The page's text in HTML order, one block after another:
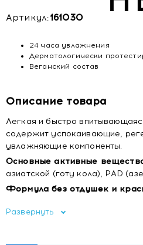
Артикул:161030
24 часа увлажнения
Дерматологически
Веганский состав
Описание товара
Легкая и быстро
содержит успокаивающие,
увлажняющие компоненты.
Основные активные
азиатской (готу кола), PAD
Формула без отдушек и
Развернуть